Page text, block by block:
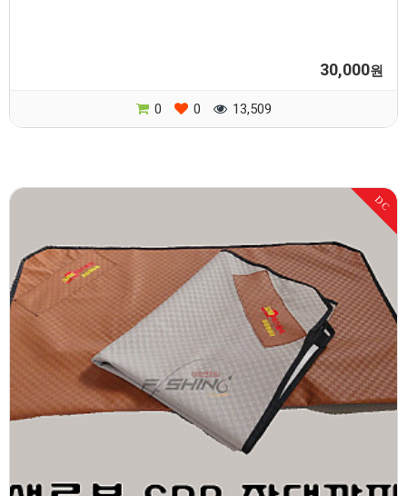
30,000원
0 0 13,509
DC